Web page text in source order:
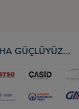
GÜÇLÜYÜZ...